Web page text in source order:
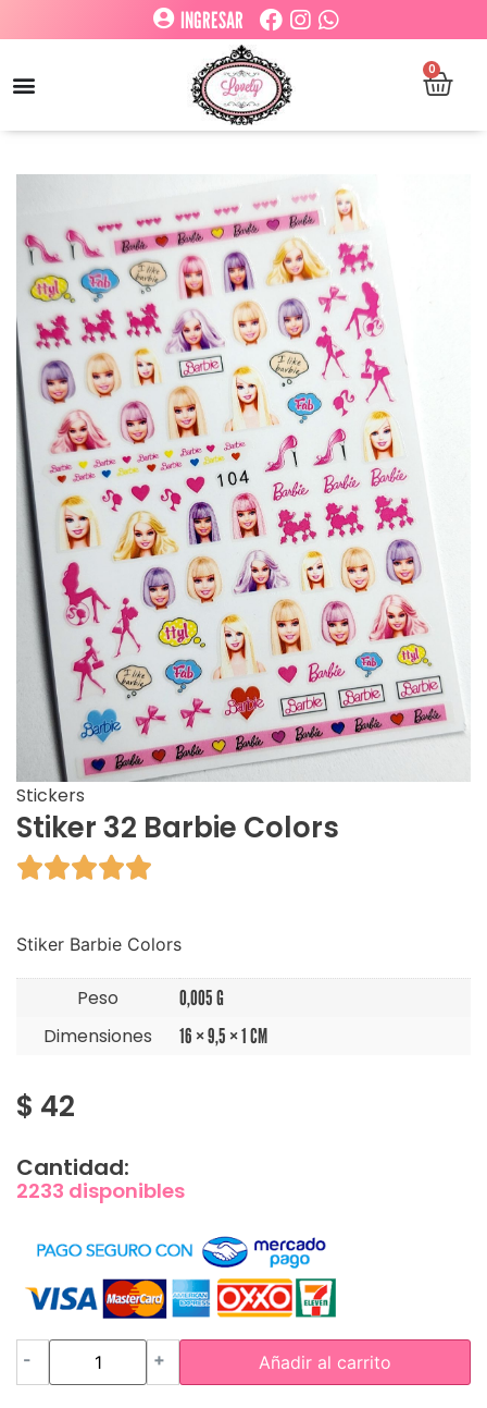
INGRESAR
0
Stickers
Stiker 32 Barbie Colors

Stiker Barbie Colors
Peso 0,005 G
Dimensiones 16 × 9,5 × 1 CM
$ 42
Cantidad:
2233 disponibles
- + Añadir al carrito